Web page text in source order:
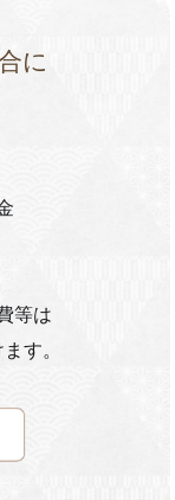
に
等は
す。